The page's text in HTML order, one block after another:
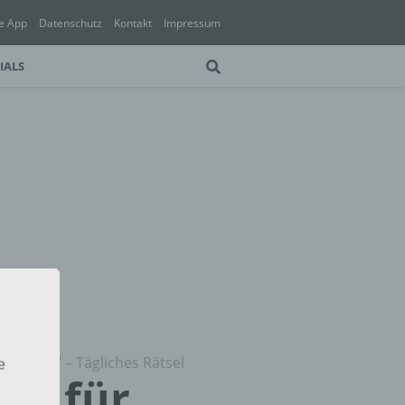
App Datenschutz Kontakt Impressum
– Tägliches Rätsel